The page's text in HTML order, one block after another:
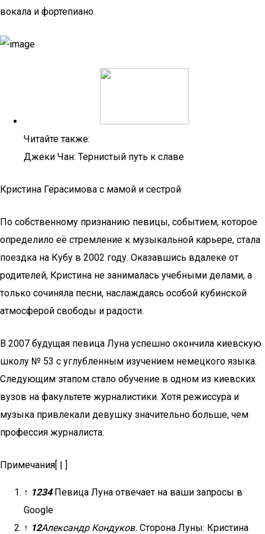
вокала и фортепиано.
Читайте также:
Джеки Чан: Тернистый путь к славе
Кристина Герасимова с мамой и сестрой
По собственному признанию певицы, событием, которое
определило её стремление к музыкальной карьере, стала
поездка на Кубу в 2002 году. Оказавшись вдалеке от
родителей, Кристина не занималась учебными делами, а
только сочиняла песни, наслаждаясь особой кубинской
атмосферой свободы и радости.
В 2007 будущая певица Луна успешно окончила киевскую
школу № 53 с углубленным изучением немецкого языка.
Следующим этапом стало обучение в одном из киевских
вузов на факультете журналистики. Хотя режиссура и
музыка привлекали девушку значительно больше, чем
профессия журналиста.
Примечания[ | ]
↑ 1234Певица Луна отвечает на ваши запросы в
Google
↑ 12Александр Кондуков. Сторона Луны: Кристина